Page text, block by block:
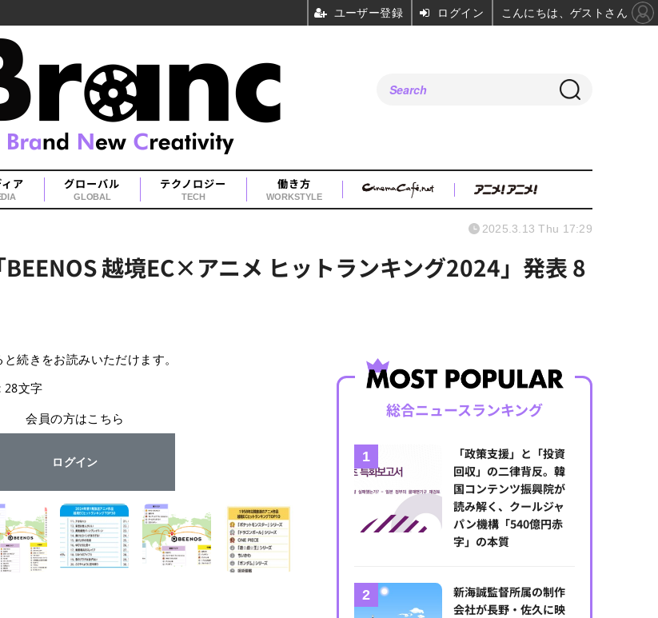
ア グローバル
GLOBAL
テクノロジー
TECH
働き方
WORKSTYLE
越境EC×アニメ ヒットランキング2024」発表 8
2025.3.13 Thu 17:29
続きをお読みいただけます。
28文字
会員の方はこちら
ログイン
総合ニュースランキング
「政策支援」と「投資
回収」の二律背反。韓
国コンテンツ振興院が
読み解く、クールジャ
パン機構「540億円赤
字」の本質
新海誠監督所属の制作
会社が長野・佐久に映
ユーザー登録 ログイン こんにちは、ゲストさん